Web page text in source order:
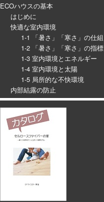
ECOハウスの基本
はじめに
快適な室内環境
1-1 「暑さ」「寒さ」の仕組
1-2 「暑さ」「寒さ」の指標
1-3 室内環境とエネルギー
1-4 室内環境と太陽
1-5 局所的な不快環境
内部結露の防止